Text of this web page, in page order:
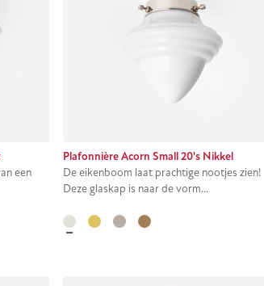
een
Plafonnière Acorn Small 20's Nikkel
De eikenboom laat prachtige nootjes zien!
Deze glaskap is naar de vorm...